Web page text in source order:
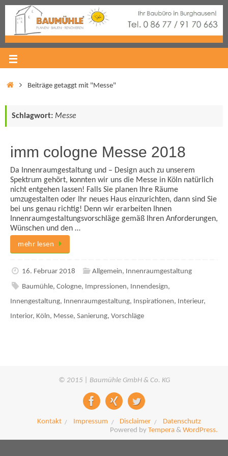
Beiträge getaggt mit "Messe"
Schlagwort: Messe
imm cologne Messe 2018
Da Innenraumgestaltung und – Design auch zu unserem
Spektrum gehört, konnten wir uns die Messe in Köln natürlich
nicht entgehen lassen! Falls Sie planen Ihre Räume
umzugestalten oder Ihr neues Haus einzurichten, dann sind Sie
bei uns genau richtig! Denn wir erarbeiten Ihnen
Innenraumgestaltungsvorschläge gemäß Ihren Anforderungen,
Wünschen und den …
mehr lesen
16. Februar 2018 Allgemein, Innenraumgestaltung
Baumühle,Cologne, Impressionen, Innendesign,
Innengestaltung, Innenraumgestaltung, Inspirationen, Interieur,
Interior, Köln, Messe, Sanierung, Vorschläge
© 2015 | Baumühle GmbH & Co. KG
Kontakt Impressum Disclaimer
Datenschutz
Powered by Tempera & WordPress.